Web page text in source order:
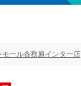
ール各務原インター店